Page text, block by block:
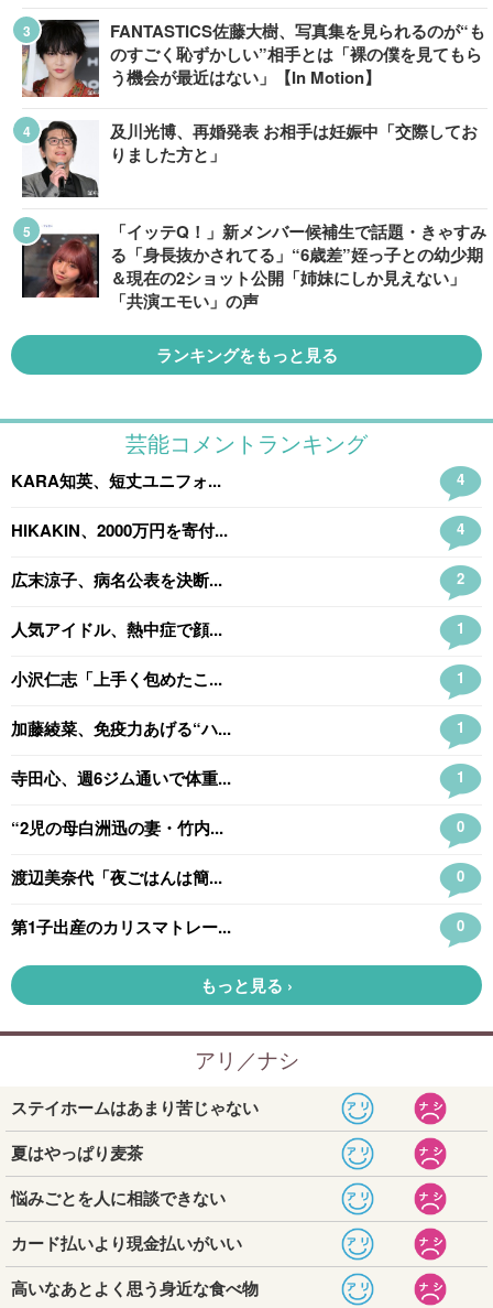
FANTASTICS佐藤大樹、写真集を見られるのが“も
のすごく恥ずかしい”相手とは「裸の僕を見てもら
う機会が最近はない」【In Motion】
及川光博、再婚発表 お相手は妊娠中「交際してお
りました方と」
「イッテQ！」新メンバー候補生で話題・きゃすみ
る「身長抜かされてる」“6歳差”姪っ子との幼少期
＆現在の2ショット公開「姉妹にしか見えない」
「共演エモい」の声
ランキングをもっと見る